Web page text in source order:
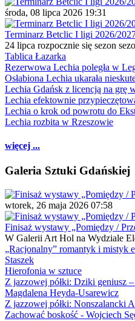
środa, 08 lipca 2026 19:31
Terminarz Betclic I ligi 2026/
24 lipca rozpocznie się sezon
Tablica Łazarka
Rezerwowa Lechia poległa w
Osłabiona Lechia ukarała
Lechia Gdańsk z licencją na grę
Lechia efektownie
Lechia o krok od powrotu do
Lechia rozbita w Rzeszowie
więcej ...
Galeria Sztuki Gdańskiej
wtorek, 26 maja 2026 07:58
Finisaż wystawy „Pomiędzy /
W Galerii Art Hol na Wydziale
„Racjonalny” romantyk i mistyk
Staszek
Hierofonia w sztuce
Z jazzowej półki: Dziki geniusz
Magdalena Heyda-Usarewicz
Z jazzowej półki: Nonszalancki
Zachować boskość - Wojciech